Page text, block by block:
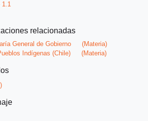
1.1
relacionadas
General de Gobierno
(Materia)
Indígenas (Chile)
(Materia)